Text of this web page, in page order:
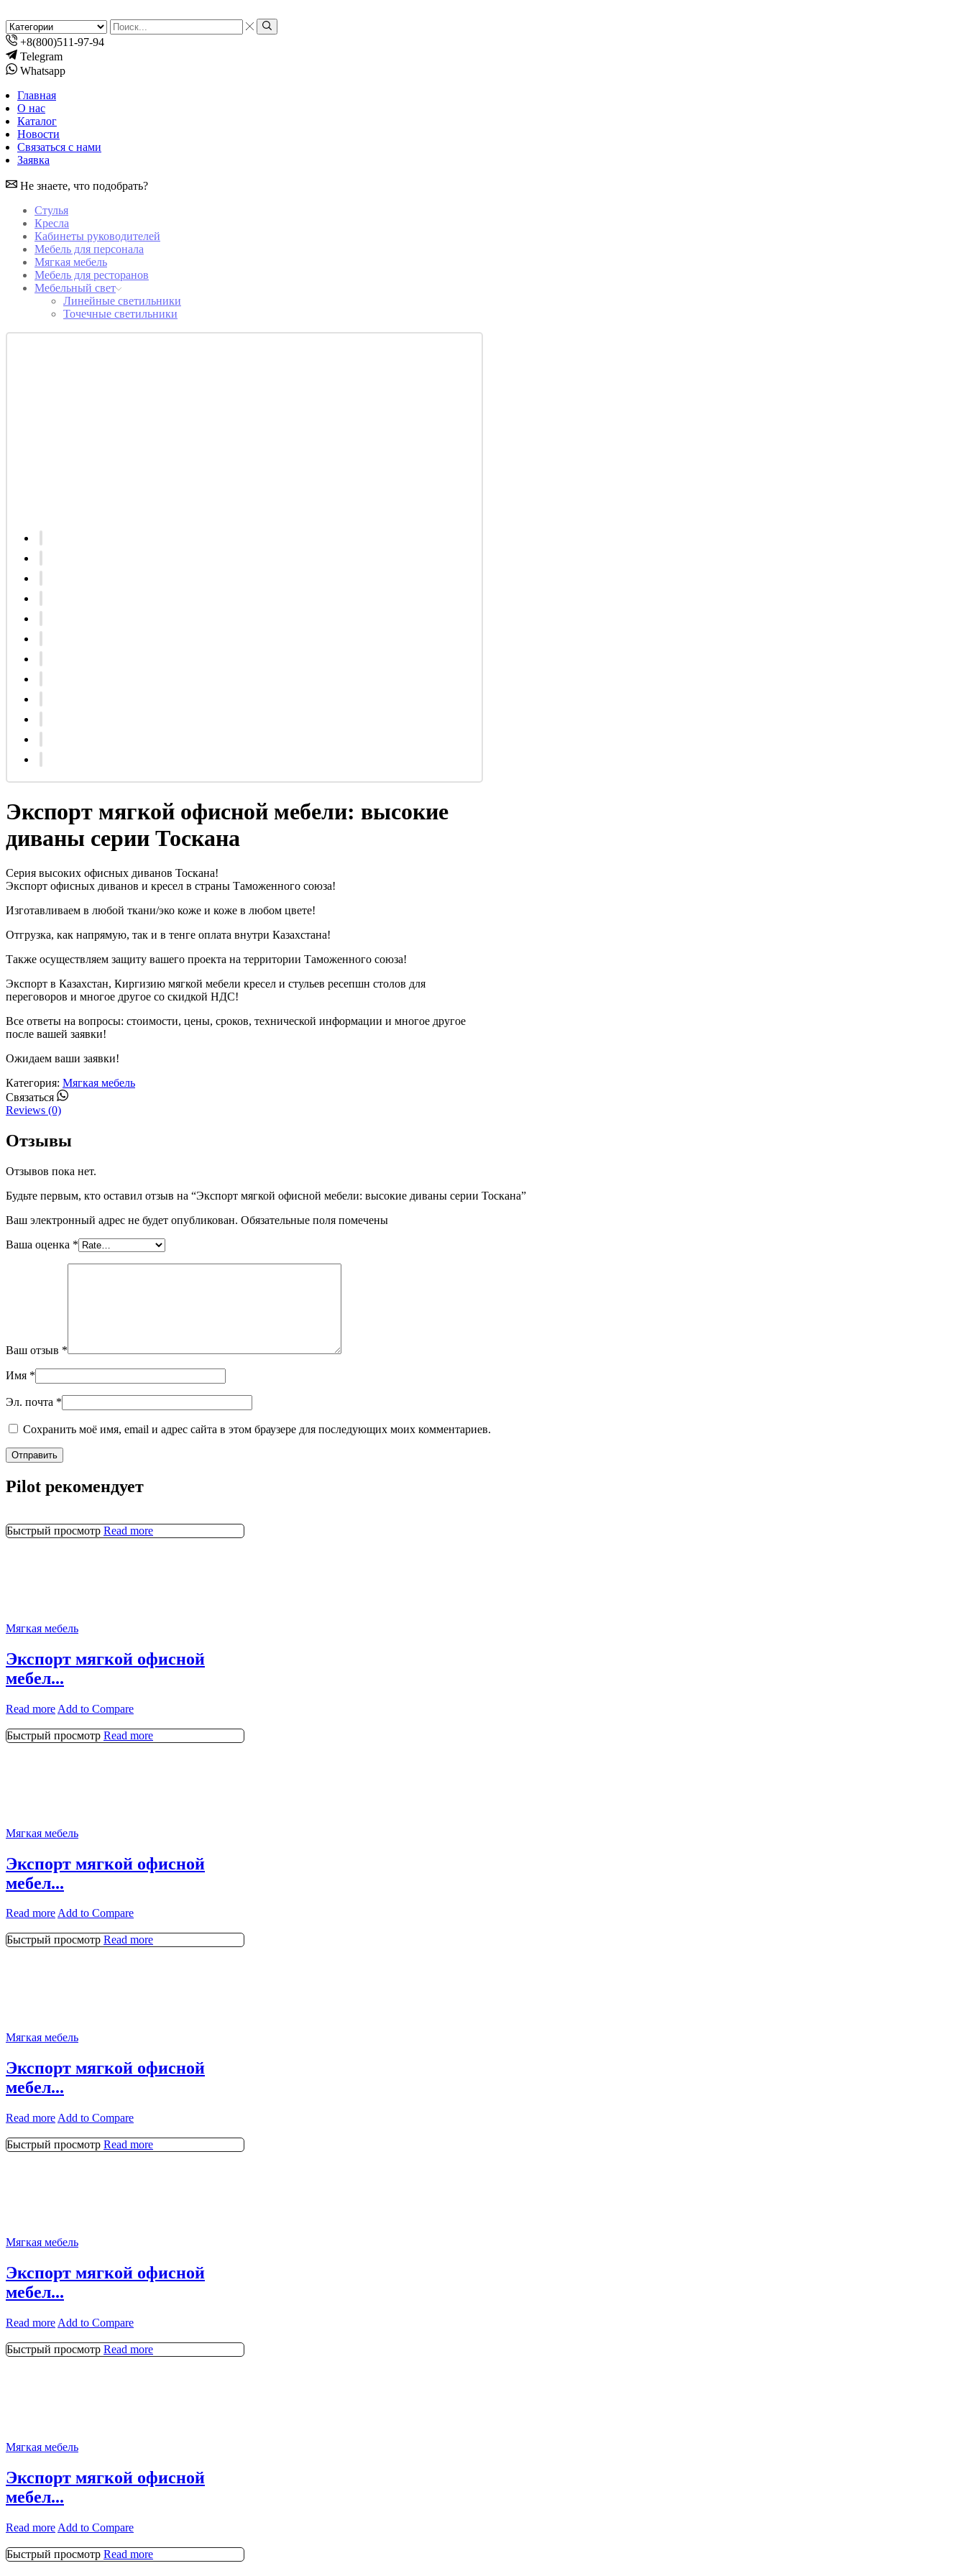
Search
input
Search
+8(800)511-97-94
Telegram
Whatsapp
Главная
О нас
Каталог
Новости
Связаться с нами
Заявка
Не знаете, что подобрать?
Стулья
Кресла
Кабинеты руководителей
Мебель для персонала
Мягкая мебель
Мебель для ресторанов
Мебельный свет
Линейные светильники
Точечные светильники
Экспорт мягкой офисной мебели: высокие
диваны серии Тоскана
Серия высоких офисных диванов Тоскана!
Экспорт офисных диванов и кресел в страны Таможенного союза!
Изготавливаем в любой ткани/эко коже и коже в любом цвете!
Отгрузка, как напрямую, так и в тенге оплата внутри Казахстана!
Также осуществляем защиту вашего проекта на территории Таможенного союза!
Экспорт в Казахстан, Киргизию мягкой мебели кресел и стульев ресепшн столов для
переговоров и многое другое со скидкой НДС!
Все ответы на вопросы: стоимости, цены, сроков, технической информации и многое другое
после вашей заявки!
Ожидаем ваши заявки!
Категория: Мягкая мебель
Связаться Whatsapp
Reviews (0)
Отзывы
Отзывов пока нет.
Будьте первым, кто оставил отзыв на “Экспорт мягкой офисной мебели: высокие диваны серии Тоскана”
Ваш электронный адрес не будет опубликован. Обязательные поля помечены
Ваша оценка *
Ваш отзыв *
Имя *
Эл. почта *
Сохранить моё имя, email и адрес сайта в этом браузере для последующих моих комментариев.
Pilot рекомендует
Быстрый просмотр Read more
Мягкая мебель
Экспорт мягкой офисной
мебел...
Read more Add to Compare
Быстрый просмотр Read more
Мягкая мебель
Экспорт мягкой офисной
мебел...
Read moreAdd to Compare
Быстрый просмотр Read more
Мягкая мебель
Экспорт мягкой офисной
мебел...
Read more Add to Compare
Быстрый просмотр Read more
Мягкая мебель
Экспорт мягкой офисной
мебел...
Read more Add to Compare
Быстрый просмотр Read more
Мягкая мебель
Экспорт мягкой офисной
мебел...
Read more Add to Compare
Быстрый просмотр Read more